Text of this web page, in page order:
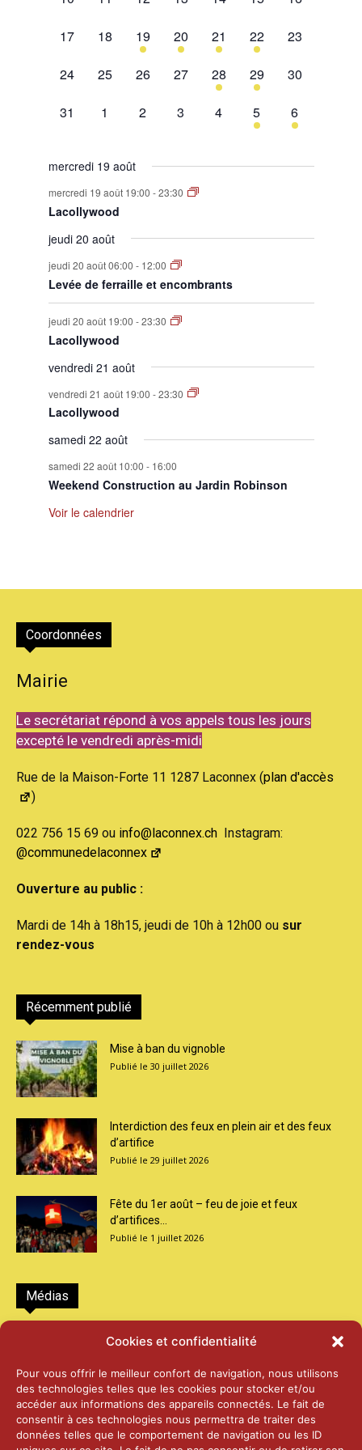
Cookies et confidentialité
Pour vous offrir le meilleur confort de navigation, nous utilisons
des technologies telles que les cookies pour stocker et/ou
accéder aux informations des appareils connectés. Le fait de
consentir à ces technologies nous permettra de traiter des
données telles que le comportement de navigation ou les ID
0
17
0
évènement,
18
1
évènement,
19
2
évènements,
20
1
évènement,
21
2
évènements,
22
0
23
0
24
0
25
0
26
0
évènement,
27
1
évènement,
28
1
évènement,
29
0
30
0
31
0
1
0
2
0
3
0
évènement,
4
1
évènement,
5
1
évènement,
6
mercredi 19 août
mercredi 19 août 19:00 -23:30
Lacollywood
jeudi 20 août
jeudi 20 août 06:00 - 12:00
Levée de ferraille et encombrants
jeudi 20 août 19:00 -23:30
Lacollywood
vendredi 21 août
vendredi 21 août 19:00 -23:30
Lacollywood
samedi 22 août
samedi 22 août 10:00 - 16:00
Weekend Construction au Jardin Robinson
Voir le calendrier
Coordonnées
Mairie
Le secrétariat répond à vos appels tous les jours
excepté le vendredi après-midi
Rue de la Maison-Forte 11 1287 Laconnex (plan d'accès
)
022 756 15 69 ou info@laconnex.ch Instagram:
@communedelaconnex
Ouverture au public :
Mardi de 14h à 18h15, jeudi de 10h à 12h00 ou sur
rendez-vous
Récemment publié
Mise à ban du vignoble
30 juillet 2026
Interdiction des feux en plein air et des feux
d’artifice
29 juillet 2026
Fête du 1er août – feu de joie et feux
d’artifices...
1 juillet 2026
Médias
2026 – Laiterie d’Orsières et Abbaye de St-
25 juin 2026
2025 – Palais Fédéral – Berne
25 juin 2026